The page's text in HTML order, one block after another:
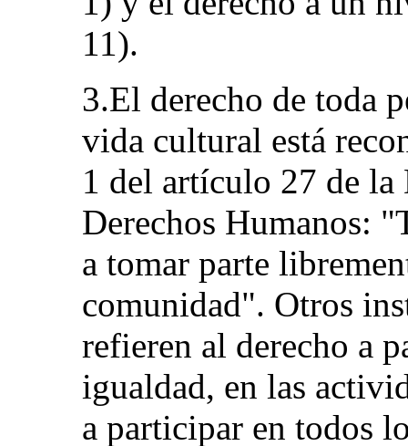
11).
3.El derecho de toda
vida cultural está
1 del artículo 27 de
Derechos Humanos:
a tomar parte
comunidad". Otros
refieren al derecho a
igualdad, en las
a participar en todos